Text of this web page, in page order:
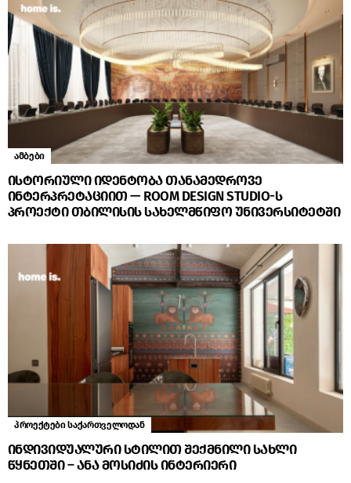
ამბები
ისტორიული იდენტობა თანამედროვე
ინტერპრეტაციით — ROOM DESIGN STUDIO-ს
პროექტი თბილისის სახელმწიფო უნივერსიტეტში
პროექტები საქართველოდან
ინდივიდუალური სტილით შექმნილი სახლი
წყნეთში – ანა მოსიძის ინტერიერი